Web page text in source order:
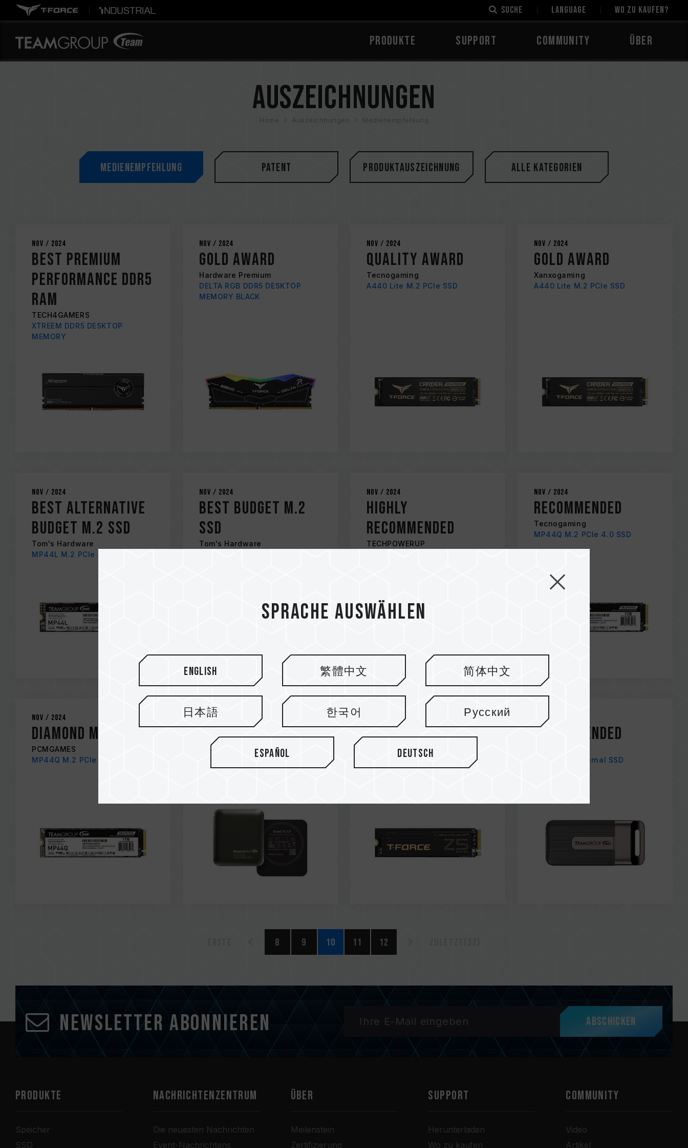
Suche LANGUAGE Wo zu kaufen?
PRODUKTE Support Community Über
Auszeichnungen
Home Auszeichnungen Medienempfehlung
Medienempfehlung Patent Produktauszeichnung Alle Kategorien
Nov / 2024
Best Premium
Performance DDR5
RAM
TECH4GAMERS
XTREEM DDR5 DESKTOP
MEMORY
Nov / 2024
Gold Award
Hardware Premium
DELTA RGB DDR5 DESKTOP
MEMORY BLACK
Nov / 2024
Quality Award
Tecnogaming
A440 Lite M.2 PCIe SSD
Nov / 2024
Gold Award
Xanxogaming
A440 Lite M.2 PCIe SSD
Nov / 2024
Best Alternative
Budget M.2 SSD
Tom's Hardware
MP44L M.2 PCIe 4.0 SSD
Nov / 2024
Best Budget M.2
SSD
Tom's Hardware
Nov / 2024
HIGHLY
RECOMMENDED
TECHPOWERUP
Nov / 2024
RECOMMENDED
Tecnogaming
MP44Q M.2 PCIe 4.0 SSD
Nov / 2024
Diamond Medal
PCMGAMES
MP44Q M.2 PCIe 4.0 SSD
Nov / 2024
RECOMMENDED
PD20M Mag Portable SSD
Titanium Gray
SILVER AWARD
GURU3D
Z540 M.2 PCIe SSD
Oct / 2024
RECOMMENDED
PD20 Mini External SSD
8 9 10 11 12
Newsletter abonnieren Abschicken
PRODUKTE
Speicher
SSD
Nachrichtenzentrum
Die neuesten Nachrichten
Event-Nachrichtens
Über
Meilenstein
Zertifizierung
SUPPORT
Herunterladen
Wo zu kaufen
COMMUNITY
Video
Artikel
Sprache auswählen
English 繁體中文 简体中文
日本語 한국어 Русский
Español Deutsch